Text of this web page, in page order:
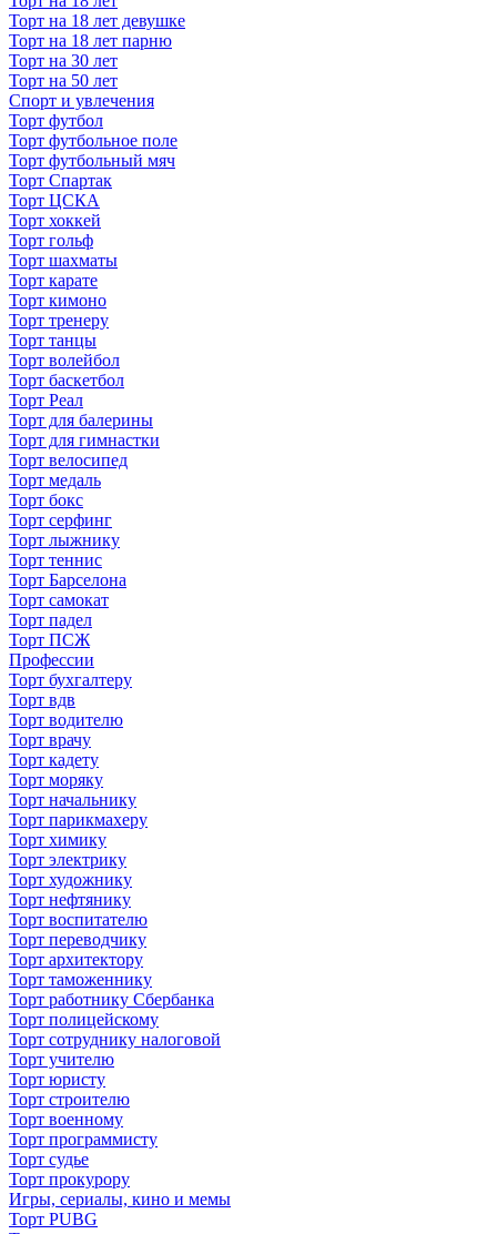
Торт на 18 лет девушке
Торт на 18 лет парню
Торт на 30 лет
Торт на 50 лет
Спорт и увлечения
Торт футбол
Торт футбольное поле
Торт футбольный мяч
Торт Спартак
Торт ЦСКА
Торт хоккей
Торт гольф
Торт шахматы
Торт карате
Торт кимоно
Торт тренеру
Торт танцы
Торт волейбол
Торт баскетбол
Торт Реал
Торт для балерины
Торт для гимнастки
Торт велосипед
Торт медаль
Торт бокс
Торт серфинг
Торт лыжнику
Торт теннис
Торт Барселона
Торт самокат
Торт падел
Торт ПСЖ
Профессии
Торт бухгалтеру
Торт вдв
Торт водителю
Торт врачу
Торт кадету
Торт моряку
Торт начальнику
Торт парикмахеру
Торт химику
Торт электрику
Торт художнику
Торт нефтянику
Торт воспитателю
Торт переводчику
Торт архитектору
Торт таможеннику
Торт работнику Сбербанка
Торт полицейскому
Торт сотруднику налоговой
Торт учителю
Торт юристу
Торт строителю
Торт военному
Торт программисту
Торт судье
Торт прокурору
Игры, сериалы, кино и мемы
Торт PUBG